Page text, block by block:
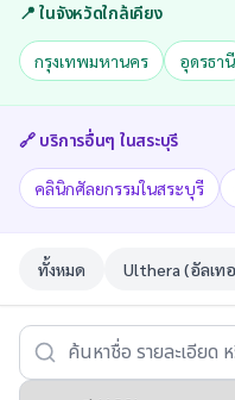
📍 ในจังหวัดใกล้เคียง
กรุงเทพมหานคร อุดรธานี
🔗 บริการอื่นๆ ในสระบุรี
คลินิกศัลยกรรมในสระบุรี
ทั้งหมด Ulthera (อัลเท